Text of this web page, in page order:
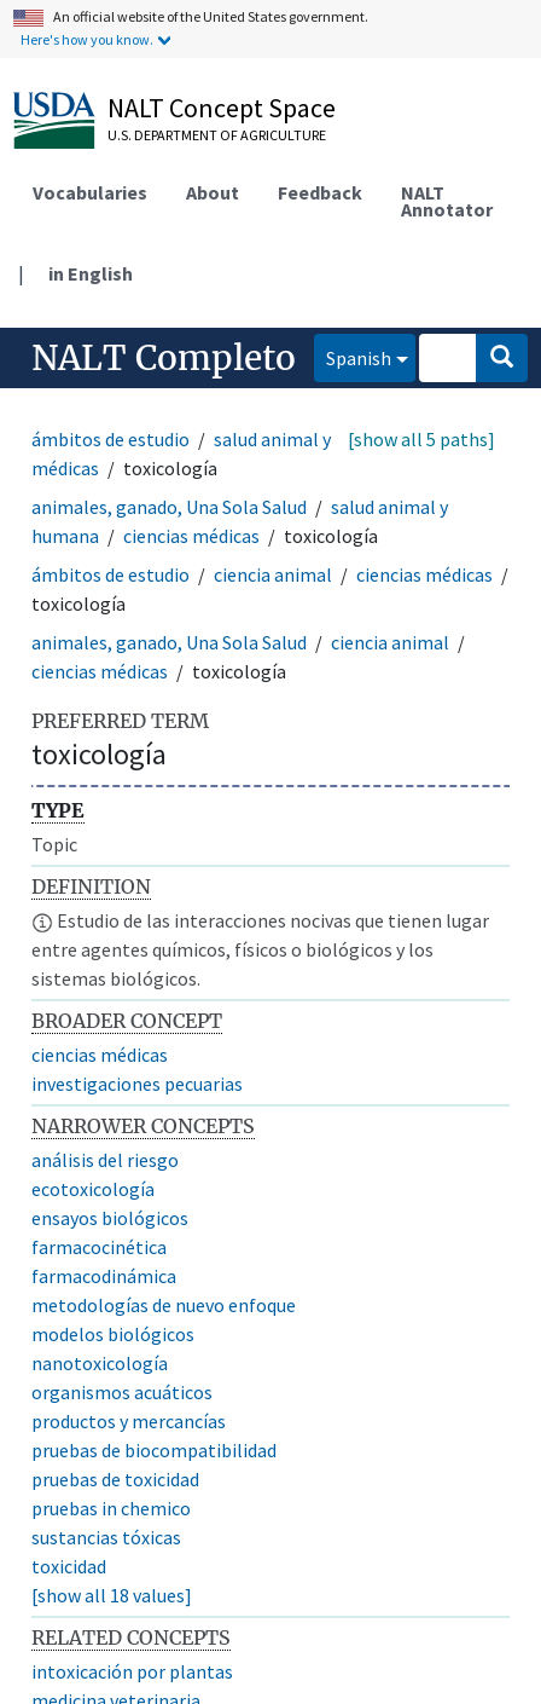
An official website of the United States government.
Here's how you know.
NALT Concept Space
U.S. DEPARTMENT OF AGRICULTURE
Vocabularies About Feedback NALT
Annotator
| in English
NALT Completo Spanish
ámbitos de estudio salud animal y humana
ciencias
médicas
toxicología
[show all 5 paths]
animales, ganado, Una Sola Salud
salud animal y
humana
ciencias médicas
toxicología
ámbitos de estudio
ciencia animal
ciencias médicas
toxicología
animales, ganado, Una Sola Salud
ciencia animal
ciencias médicas
toxicología
PREFERRED TERM
toxicología
TYPE
Topic
DEFINITION
Estudio de las interacciones nocivas que tienen lugar
entre agentes químicos, físicos o biológicos y los
sistemas biológicos.
BROADER CONCEPT
ciencias médicas
investigaciones pecuarias
NARROWER CONCEPTS
análisis del riesgo
ecotoxicología
ensayos biológicos
farmacocinética
farmacodinámica
metodologías de nuevo enfoque
modelos biológicos
nanotoxicología
organismos acuáticos
productos y mercancías
pruebas de biocompatibilidad
pruebas de toxicidad
pruebas in chemico
sustancias tóxicas
toxicidad
[show all 18 values]
RELATED CONCEPTS
intoxicación por plantas